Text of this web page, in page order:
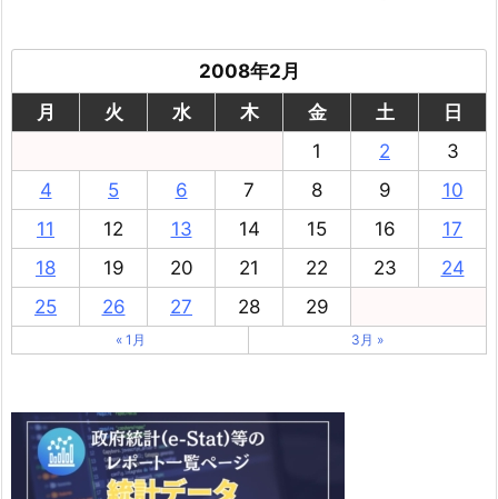
2008年2月
月
火 水 木 金 土
日
1
2
3
4
5 6 7 8 9
10
11
12 13 14 15 16
17
18
19 20 21 22 23
24
25
26 27 28 29
« 1月 3月 »